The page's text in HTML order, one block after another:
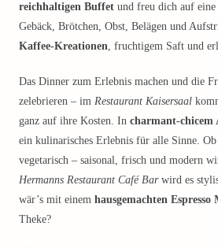
reichhaltigen Buffet und freu dich auf
Gebäck, Brötchen, Obst, Belägen und
Kaffee-Kreationen, fruchtigem Saft und
Das Dinner zum Erlebnis machen und die
zelebrieren – im Restaurant Kaisersaal
ganz auf ihre Kosten. In charmant-chicem
ein kulinarisches Erlebnis für alle Sinne.
vegetarisch – saisonal, frisch und modern
Hermanns Restaurant Café Barwird es
wär’s mit einem hausgemachten
Theke?